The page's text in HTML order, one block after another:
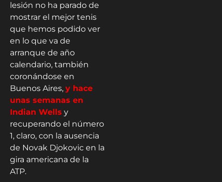
lesión no ha parado de
mostrar el mejor tenis
que hemos podido ver
en lo que va de
arranque de año
calendario, también
coronándose en
Buenos Aires, y hace
unas semanas en
Indian Wells y
recuperando el número
1, claro, con la ausencia
de Novak Djokovic en la
gira americana de la
ATP.